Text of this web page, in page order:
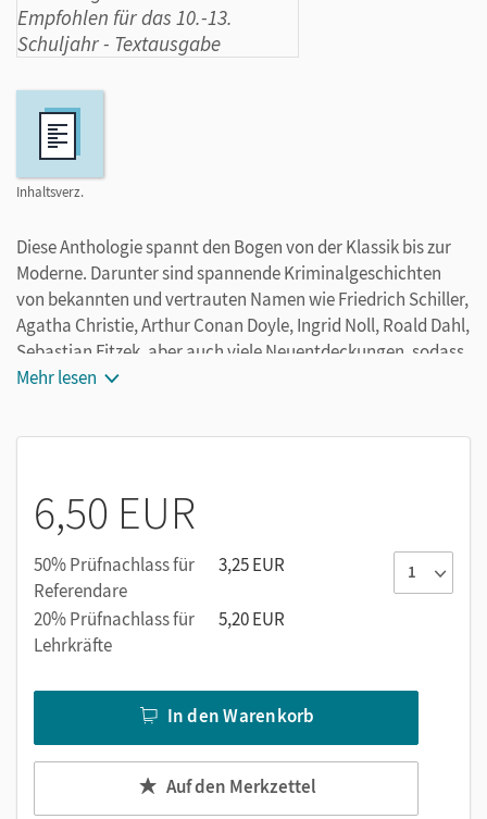
Inhaltsverz.
Diese Anthologie spannt den Bogen von der Klassik bis zur
Moderne. Darunter sind spannende Kriminalgeschichten
von bekannten und vertrauten Namen wie Friedrich Schiller,
Agatha Christie, Arthur Conan Doyle, Ingrid Noll, Roald Dahl,
Sebastian Fitzek, aber auch viele Neuentdeckungen, sodass
sich ein interessanter Einstieg in dieses Genre anbietet.
Trügerische Sicherheit
Verhängnisvolle Beziehungen
„The Game is On!” (Ermittler/-innen im Einsatz)
Unausweichliches Schicksal?
Neben den Kriminalgeschichten enthält der Band
Kurzbiografien zu den Autorinnen und Autoren,
Informationen zur Begriffsbestimmung, zu den
Gattungsabgrenzungen, zur Geschichte und Wirkung
dieses Genres sowie
ausgesuchte historische und zeitgenössische
Mehr lesen
6,50 EUR
50% Prüfnachlass für
Referendare
3,25 EUR
20% Prüfnachlass für
Lehrkräfte
5,20 EUR
In den Warenkorb
Auf den Merkzettel